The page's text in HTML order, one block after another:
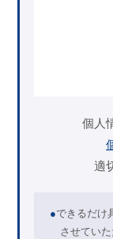
個人
適
●できるだけ
させていた